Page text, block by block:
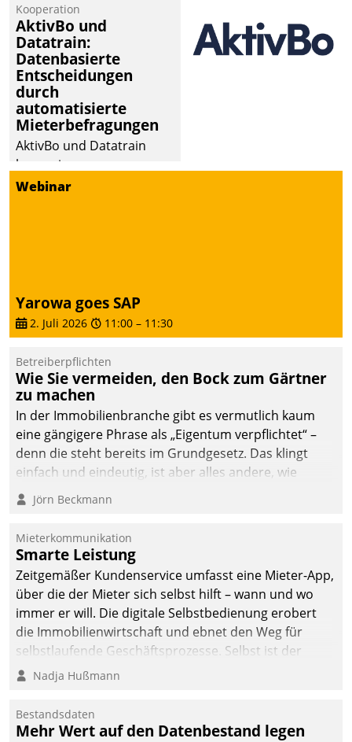
operativen
Instandhaltung in die
SAP-Systemlandschaft
deutscher
Wohnungsunternehmen
– und beschleunigt damit
den Weg vom
Mieteranliegen zum
Dienstleisterauftrag.
Kooperation
AktivBo und
Datatrain:
Datenbasierte
Entscheidungen
durch
automatisierte
Mieterbefragungen
AktivBo und Datatrain
kooperieren –
Immobilienunternehmen
zielgerichtete
Mieterbefragungen – eine
starke Grundlage für
intelligente,
datengestützte
Entscheidungen.
Webinar
Yarowa goes SAP
2. Juli 2026 11:00 – 11:30
Betreiberpflichten
Wie Sie vermeiden, den Bock zum Gärtner
zu machen
In der Immobilienbranche gibt es vermutlich kaum
eine gängigere Phrase als „Eigentum verpflichtet“ –
denn die steht bereits im Grundgesetz. Das klingt
einfach und eindeutig, ist aber alles andere, wie
Branchenbeschäftigte wissen. Denn mit der
Verantwortung folgen Verpflichtungen.
Jörn Beckmann
Mieterkommunikation
Smarte Leistung
Zeitgemäßer Kundenservice umfasst eine Mieter-App,
über die der Mieter sich selbst hilft – wann und wo
immer er will. Die digitale Selbstbedienung erobert
die Immobilienwirtschaft und ebnet den Weg für
selbstlaufende Geschäftsprozesse. Selbst ist der
Kunde und smart der Serviceanbieter.
Nadja Hußmann
Bestandsdaten
Mehr Wert auf den Datenbestand legen